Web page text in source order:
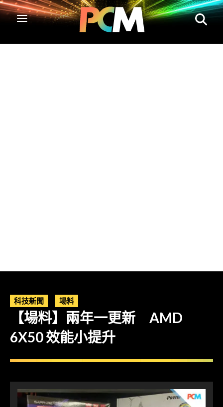
科技新聞 場料
【場料】兩年一更新 AMD
6X50 效能小提升